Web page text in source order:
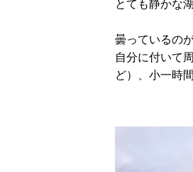
とても静かな湖
曇っているの
自分に付いて
ど）、小一時